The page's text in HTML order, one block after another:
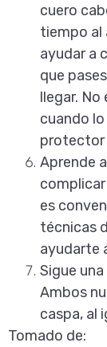
cuero
tiempo al
ayudar a
que
llegar. No
cuando
protector
Aprende
es
técnicas
ayudarte
Sigue
Ambos
caspa, al
Tomado de: